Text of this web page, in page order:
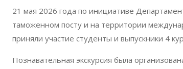
21 мая 2026 года по инициативе
таможенном посту и на территории
приняли участие студенты и выпускники 4
Познавательная экскурсия была